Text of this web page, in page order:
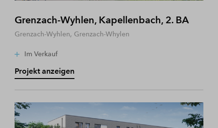
Grenzach-Wyhlen, Kapellenbach, 2. BA
Grenzach-Wyhlen, Grenzach-Whylen
Im Verkauf
Projekt anzeigen